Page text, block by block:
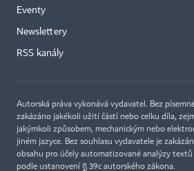
Eventy
Newslettery
RSS kanály
Autorská práva vykonává vydavatel. Bez
zakázáno jakékoli užití částí nebo celku díla,
jakýmkoli způsobem, mechanickým nebo
jiném jazyce. Bez souhlasu vydavatele je
obsahu pro účely automatizované analýzy
podle ustanovení § 39c autorského zákona.